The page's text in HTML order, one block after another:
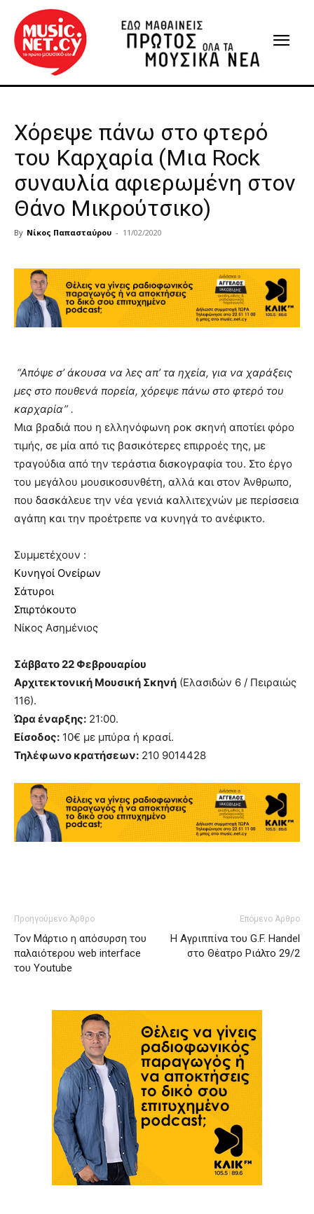
Χόρεψε πάνω στο φτερό
του Καρχαρία (Μια Rock
συναυλία αφιερωμένη στον
Θάνο Μικρούτσικο)
By Νίκος Παπασταύρου - 11/02/2020
“Απόψε σ’ άκουσα να λες απ’ τα ηχεία, για να χαράξεις
μες στο πουθενά πορεία, χόρεψε πάνω στο φτερό του
καρχαρία” .
Μια βραδιά που η ελληνόφωνη ροκ σκηνή αποτίει φόρο
τιμής, σε μία από τις βασικότερες επιρροές της, με
τραγούδια από την τεράστια δισκογραφία του. Στο έργο
του μεγάλου μουσικοσυνθέτη, αλλά και στον Άνθρωπο,
που δασκάλευε την νέα γενιά καλλιτεχνών με περίσσεια
αγάπη και την προέτρεπε να κυνηγά το ανέφικτο.
Συμμετέχουν :
Κυνηγοί Ονείρων
Σάτυροι
Σπιρτόκουτο
Νίκος Ασημένιος
Σάββατο 22 Φεβρουαρίου
Αρχιτεκτονική Μουσική Σκηνή (Ελασιδών 6 / Πειραιώς
116).
Ώρα έναρξης: 21:00.
Είσοδος: 10€ με μπύρα ή κρασί.
Τηλέφωνο κρατήσεων: 210 9014428
Προηγούμενο Άρθρο
Τον Μάρτιο η απόσυρση του
παλαιότερου web interface
του Youtube
Επόμενο Άρθρο
H Αγριππίνα του G.F. Handel
στο Θέατρο Ριάλτο 29/2